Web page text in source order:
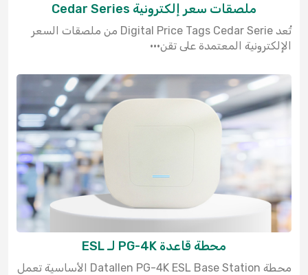
ملصقات سعر إلكترونية Cedar Series
تُعد Digital Price Tags Cedar Serie من ملصقات السعر
الإلكترونية المعتمدة على تقن···
محطة قاعدة PG-4K لـ ESL
محطة Datallen PG-4K ESL Base Station الأساسية تعمل